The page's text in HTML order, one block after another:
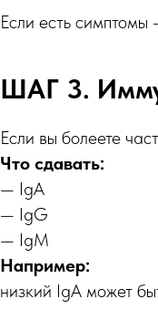
Если есть
ШАГ 3.
Если вы болеете
Что сдавать:
— IgA
— IgG
— IgM
Например:
низкий IgA может